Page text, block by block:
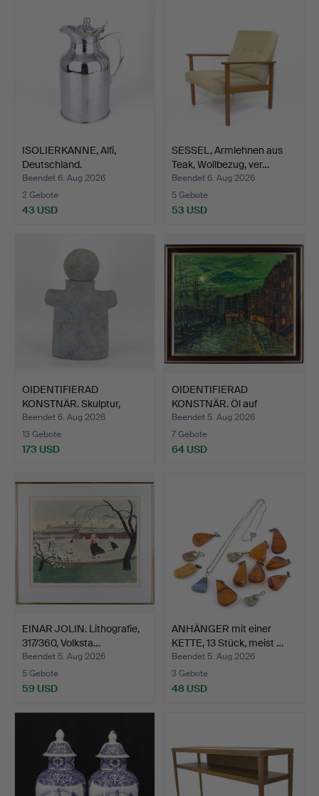
ISOLIERKANNE, Alfi,
Deutschland.
Beendet 6. Aug 2026
2 Gebote
43 USD
SESSEL, Armlehnen aus
Teak, Wollbezug, ver…
Beendet 6. Aug 2026
5 Gebote
53 USD
OIDENTIFIERAD
KONSTNÄR. Skulptur,
Torso, F…
Beendet 6. Aug 2026
13 Gebote
173 USD
OIDENTIFIERAD
KONSTNÄR. Öl auf
Leinwand, H…
Beendet 5. Aug 2026
7 Gebote
64 USD
EINAR JOLIN. Lithografie,
317/360, Volksta…
Beendet 5. Aug 2026
5 Gebote
59 USD
ANHÄNGER mit einer
KETTE, 13 Stück, meist …
Beendet 5. Aug 2026
3 Gebote
48 USD